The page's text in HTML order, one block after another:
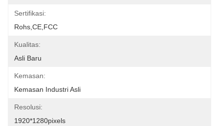
Sertifikasi:
Rohs,CE,FCC
Kualitas:
Asli Baru
Kemasan:
Kemasan Industri Asli
Resolusi:
1920*1280pixels